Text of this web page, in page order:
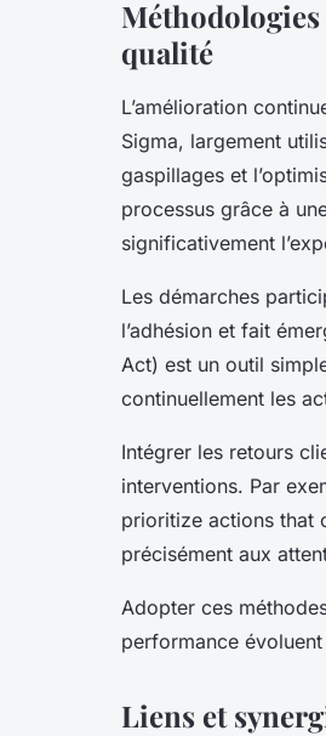
qualité
L’amélioration
Sigma, largement
gaspillages et
processus grâce à
significativement
Les démarches
l’adhésion et fait
Act) est un outil
continuellement les
Intégrer les retours
interventions. Par
prioritize actions that
précisément aux
Adopter ces
performance
Liens et